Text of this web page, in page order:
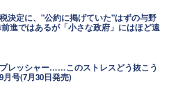
決定に、"公約に掲げていた"はずの与野
進ではあるが「小さな政府」にはほど遠
レッシャー……このストレスどう抜こう
月号(7月30日発売)